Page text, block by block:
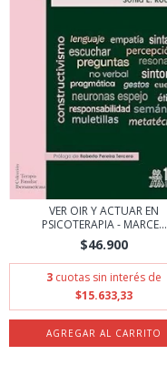
VER OIR Y ACTUAR EN
PSICOTERAPIA - MARCE...
$46.900
3 cuotas sin interés de
$15.633,33